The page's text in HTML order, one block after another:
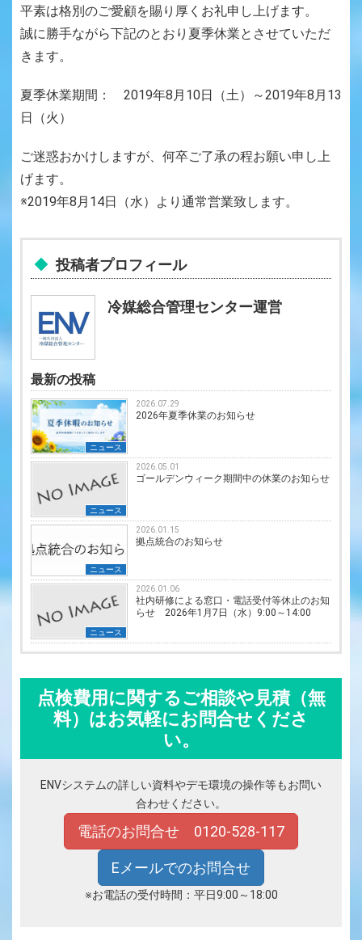
平素は格別のご愛顧を賜り厚くお礼申し上げます。
誠に勝手ながら下記のとおり夏季休業とさせていただ
きます。
夏季休業期間： 2019年8月10日（土）～2019年8月13
日（火）
ご迷惑おかけしますが、何卒ご了承の程お願い申し上
げます。
※2019年8月14日（水）より通常営業致します。
投稿者プロフィール
冷媒総合管理センター運営
最新の投稿
ニュース
2026.07.29
2026年夏季休業のお知らせ
ニュース
2026.05.01
ゴールデンウィーク期間中の休業のお知らせ
ニュース
2026.01.15
拠点統合のお知らせ
ニュース
2026.01.06
社内研修による窓口・電話受付等休止のお知
らせ 2026年1月7日（水）9:00～14:00
点検費用に関するご相談や見積（無
料）はお気軽にお問合せくださ
い。
ENVシステムの詳しい資料やデモ環境の操作等もお問い
合わせください。
電話のお問合せ 0120-528-117
Eメールでのお問合せ
※お電話の受付時間：平日9:00～18:00